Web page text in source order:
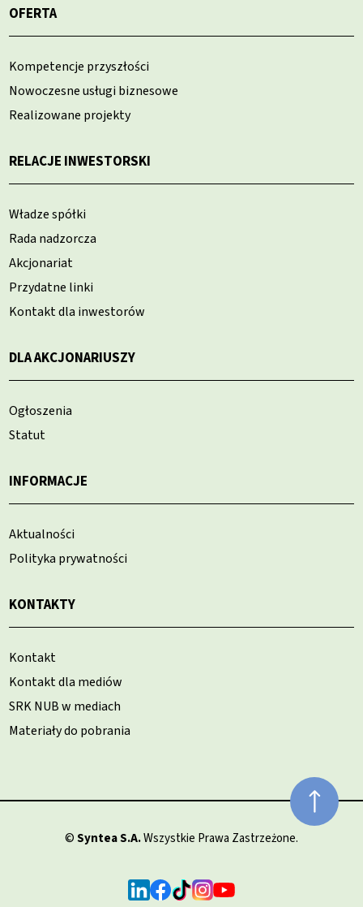
OFERTA
Kompetencje przyszłości
Nowoczesne usługi biznesowe
Realizowane projekty
RELACJE INWESTORSKI
Władze spółki
Rada nadzorcza
Akcjonariat
Przydatne linki
Kontakt dla inwestorów
DLA AKCJONARIUSZY
Ogłoszenia
Statut
INFORMACJE
Aktualności
Polityka prywatności
KONTAKTY
Kontakt
Kontakt dla mediów
SRK NUB w mediach
Materiały do pobrania
©Syntea S.A.Wszystkie Prawa Zastrzeżone.